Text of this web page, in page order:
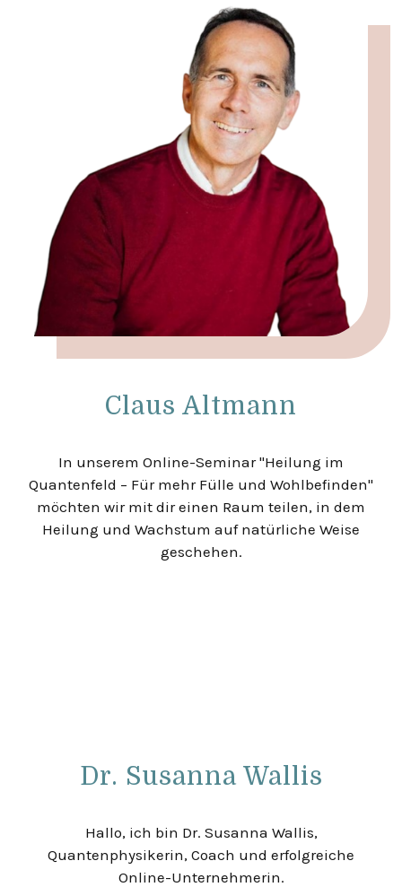
Claus Altmann
In unserem Online-Seminar "Heilung im
Quantenfeld – Für mehr Fülle und Wohlbefinden"
möchten wir mit dir einen Raum teilen, in dem
Heilung und Wachstum auf natürliche Weise
geschehen.
Dr. Susanna Wallis
Hallo, ich bin Dr. Susanna Wallis,
Quantenphysikerin, Coach und erfolgreiche
Online-Unternehmerin.